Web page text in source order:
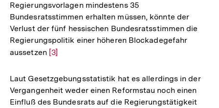
Regierungsvorlagen mindestens 35
Bundesratsstimmen erhalten müssen, könnte der
Verlust der fünf hessischen Bundesratsstimmen die
Regierungspolitik einer höheren Blockadegefahr
aussetzen Zur
der
Fußnote
[3]
Laut Gesetzgebungsstatistik hat es allerdings in der
Vergangenheit weder einen Reformstau noch einen
Einfluß des Bundesrats auf die Regierungstätigkeit